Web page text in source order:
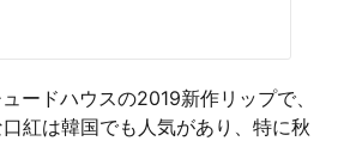
ードハウスの2019新作リップで、
紅は韓国でも人気があり、特に秋